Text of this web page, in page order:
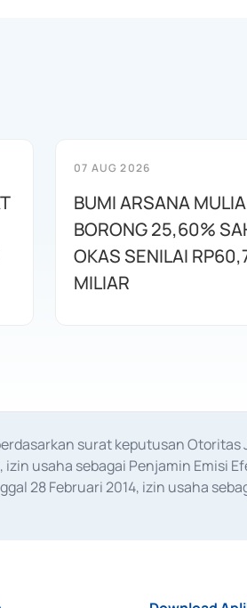
07 AUG 2026
BUMI ARSANA MULIA
BORONG 25,60%
OKAS SENILAI
MILIAR
surat keputusan Otoritas
usaha sebagai Penjamin
28 Februari 2014, izin usaha